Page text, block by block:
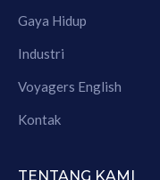
Gaya Hidup
Industri
Voyagers English
Kontak
TENTANG KAMI